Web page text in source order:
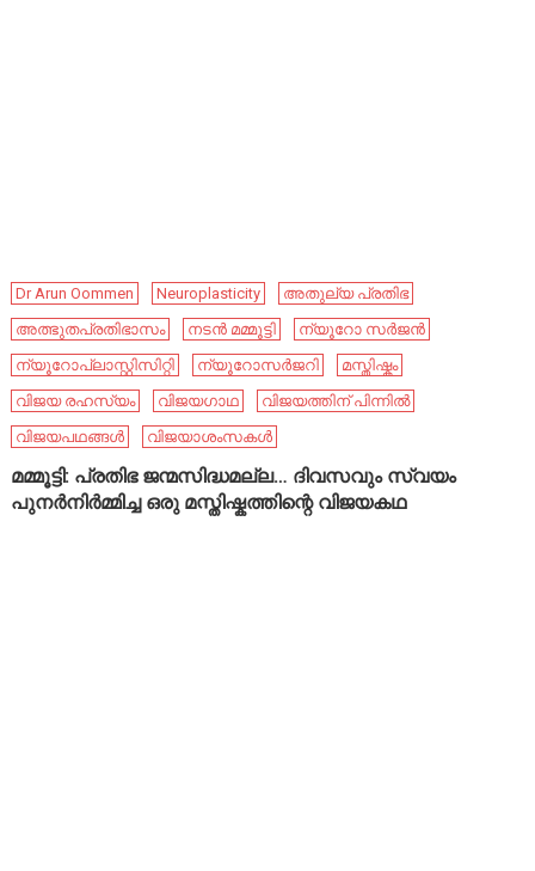
Dr Arun Oommen Neuroplasticity
അതുല്യ പ്രതിഭ
അത്ഭുതപ്രതിഭാസം
നടൻ മമ്മൂട്ടി
ന്യൂറോ സർജൻ
ന്യൂറോപ്ലാസ്റ്റിസിറ്റി
ന്യൂറോസർജറി
മസ്തിഷ്കം
വിജയ രഹസ്യം
വിജയഗാഥ
വിജയത്തിന് പിന്നിൽ
വിജയപഥങ്ങൾ
വിജയാശംസകൾ
മമ്മൂട്ടി: പ്രതിഭ ജന്മസിദ്ധമല്ല… ദിവസവും സ്വയം
പുനർനിർമ്മിച്ച ഒരു മസ്തിഷ്കത്തിന്റെ വിജയകഥ